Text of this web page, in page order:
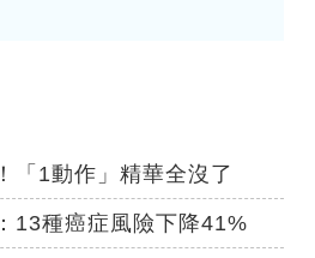
「1動作」精華全沒了
13種癌症風險下降41%